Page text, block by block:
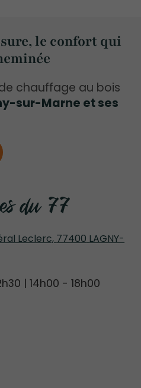
Leclerc, 77400 LAGNY-
| 14h00 - 18h00
le confort qui
chauffage au bois
sur-Marne et ses